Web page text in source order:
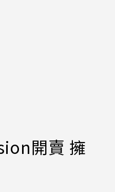
開賣 擁